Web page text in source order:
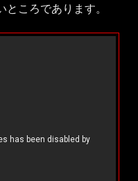
ころであります。